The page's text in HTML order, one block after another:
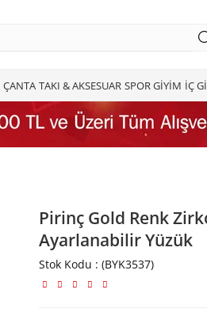
ÇANTA TAKI & AKSESUAR SPOR GİYİM İÇ
Pirinç Gold Renk
Ayarlanabilir Yüzük
Stok Kodu (BYK3537)